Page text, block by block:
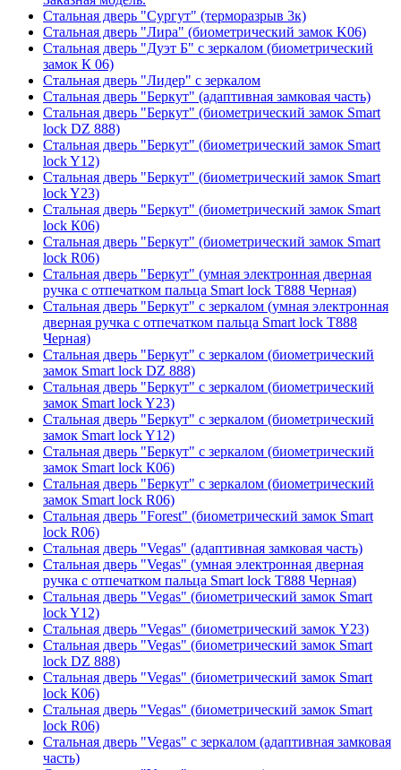
Стальная дверь "Сургут" (терморазрыв 3к)
Стальная дверь "Лира" (биометрический замок K06)
Стальная дверь "Дуэт Б" с зеркалом (биометрический
замок К 06)
Стальная дверь "Лидер" с зеркалом
Стальная дверь "Беркут" (адаптивная замковая часть)
Стальная дверь "Беркут" (биометрический замок Smart
lock DZ 888)
Стальная дверь "Беркут" (биометрический замок Smart
lock Y12)
Стальная дверь "Беркут" (биометрический замок Smart
lock Y23)
Стальная дверь "Беркут" (биометрический замок Smart
lock К06)
Стальная дверь "Беркут" (биометрический замок Smart
lock R06)
Стальная дверь "Беркут" (умная электронная дверная
ручка с отпечатком пальца Smart lock T888 Черная)
Стальная дверь "Беркут" с зеркалом (умная электронная
дверная ручка с отпечатком пальца Smart lock T888
Черная)
Стальная дверь "Беркут" с зеркалом (биометрический
замок Smart lock DZ 888)
Стальная дверь "Беркут" с зеркалом (биометрический
замок Smart lock Y23)
Стальная дверь "Беркут" с зеркалом (биометрический
замок Smart lock Y12)
Стальная дверь "Беркут" с зеркалом (биометрический
замок Smart lock К06)
Стальная дверь "Беркут" с зеркалом (биометрический
замок Smart lock R06)
Стальная дверь "Forest" (биометрический замок Smart
lock R06)
Стальная дверь "Vegas" (адаптивная замковая часть)
Стальная дверь "Vegas" (умная электронная дверная
ручка с отпечатком пальца Smart lock T888 Черная)
Стальная дверь "Vegas" (биометрический замок Smart
lock Y12)
Стальная дверь "Vegas" (биометрический замок Y23)
Стальная дверь "Vegas" (биометрический замок Smart
lock DZ 888)
Стальная дверь "Vegas" (биометрический замок Smart
lock К06)
Стальная дверь "Vegas" (биометрический замок Smart
lock R06)
Стальная дверь "Vegas" с зеркалом (адаптивная замковая
часть)